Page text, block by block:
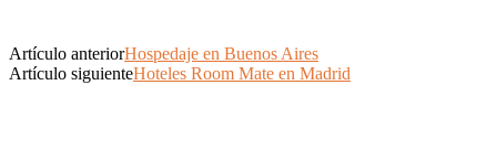
Artículo anteriorHospedaje en Buenos Aires
Artículo siguienteHoteles Room Mate en Madrid